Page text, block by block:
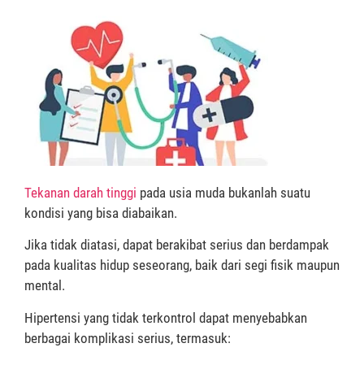
Tekanan darah tinggi pada usia muda bukanlah suatu
kondisi yang bisa diabaikan.
Jika tidak diatasi, dapat berakibat serius dan berdampak
pada kualitas hidup seseorang, baik dari segi fisik maupun
mental.
Hipertensi yang tidak terkontrol dapat menyebabkan
berbagai komplikasi serius, termasuk: